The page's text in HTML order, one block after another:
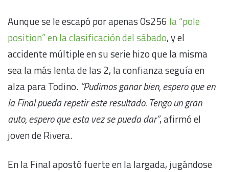
Aunque se le escapó por apenas 0s256 la “pole
position” en la clasificación del sábado, y el
accidente múltiple en su serie hizo que la misma
sea la más lenta de las 2, la confianza seguía en
alza para Todino. “Pudimos ganar bien, espero que en
la Final pueda repetir este resultado. Tengo un gran
auto, espero que esta vez se pueda dar”, afirmó el
joven de Rivera.
En la Final apostó fuerte en la largada, jugándose